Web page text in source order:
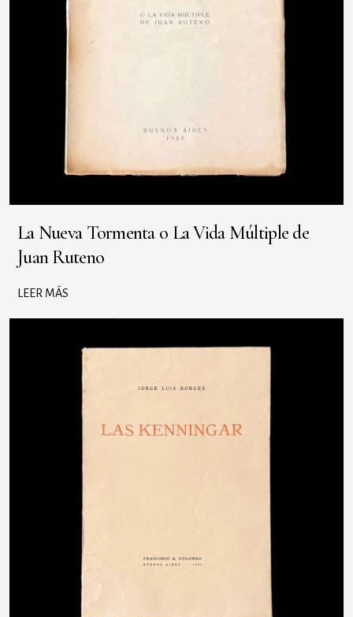
La Nueva Tormenta o La Vida Múltiple de
Juan Ruteno
LEER MÁS